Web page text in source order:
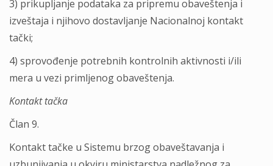
3) prikupljanje podataka za pripremu obaveštenja i
izveštaja i njihovo dostavljanje Nacionalnoj kontakt
tački;
4) sprovođenje potrebnih kontrolnih aktivnosti i/ili
mera u vezi primljenog obaveštenja.
Kontakt tačka
Član 9.
Kontakt tačke u Sistemu brzog obaveštavanja i